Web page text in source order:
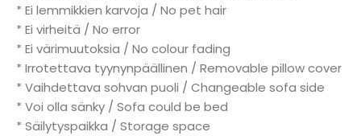
* Ei lemmikkien karvoja / No pet hair
* Ei virheitä / No error
* Ei värimuutoksia / No colour fading
* Irrotettava tyynynpäällinen / Removable pillow cover
* Vaihdettava sohvan puoli / Changeable sofa side
* Voi olla sänky / Sofa could be bed
* Säilytyspaikka / Storage space